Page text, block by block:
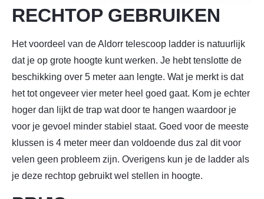
RECHTOP GEBRUIKEN
Het voordeel van de Aldorr telescoop ladder is natuurlijk
dat je op grote hoogte kunt werken. Je hebt tenslotte de
beschikking over 5 meter aan lengte. Wat je merkt is dat
het tot ongeveer vier meter heel goed gaat. Kom je echter
hoger dan lijkt de trap wat door te hangen waardoor je
voor je gevoel minder stabiel staat. Goed voor de meeste
klussen is 4 meter meer dan voldoende dus zal dit voor
velen geen probleem zijn. Overigens kun je de ladder als
je deze rechtop gebruikt wel stellen in hoogte.